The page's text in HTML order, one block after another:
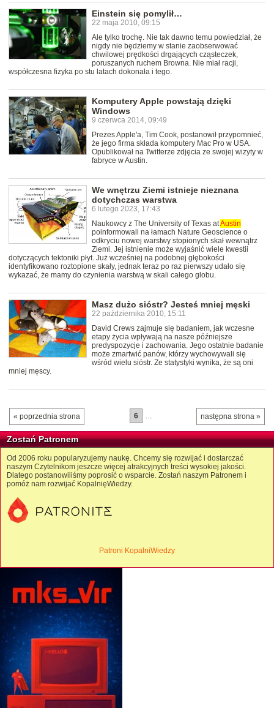
Einstein się pomylił…
22 maja 2010, 09:15
Ale tylko trochę. Nie tak dawno temu powiedział, że
nigdy nie będziemy w stanie zaobserwować
chwilowej prędkości drgających cząsteczek,
poruszanych ruchem Browna. Nie miał racji,
współczesna fizyka po stu latach dokonała i tego.
Komputery Apple powstają dzięki
Windows
9 czerwca 2014, 09:49
Prezes Apple'a, Tim Cook, postanowił przypomnieć,
że jego firma składa komputery Mac Pro w USA.
Opublikował na Twitterze zdjęcia ze swojej wizyty w
fabryce w Austin.
We wnętrzu Ziemi istnieje nieznana
dotychczas warstwa
6 lutego 2023, 17:43
Naukowcy z The University of Texas atAustin
poinformowali na łamach Nature Geoscience o
odkryciu nowej warstwy stopionych skał wewnątrz
Ziemi. Jej istnienie może wyjaśnić wiele kwestii
dotyczących tektoniki płyt. Już wcześniej na podobnej głębokości
identyfikowano roztopione skały, jednak teraz po raz pierwszy udało się
wykazać, że mamy do czynienia warstwą w skali całego globu.
Masz dużo sióstr? Jesteś mniej męski
22 października 2010, 15:11
David Crews zajmuje się badaniem, jak wczesne
etapy życia wpływają na nasze późniejsze
predyspozycje i zachowania. Jego ostatnie badanie
może zmartwić panów, którzy wychowywali się
wśród wielu sióstr. Ze statystyki wynika, że są oni
mniej męscy.
« poprzednia strona następna strona »
6
Zostań Patronem
Od 2006 roku popularyzujemy naukę. Chcemy się rozwijać i dostarczać
naszym Czytelnikom jeszcze więcej atrakcyjnych treści wysokiej jakości.
Dlatego postanowiliśmy poprosić o wsparcie. Zostań naszym Patronem i
pomóż nam rozwijać KopalnięWiedzy.
Patroni KopalniWiedzy